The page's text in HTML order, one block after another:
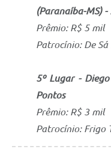
(Paranaíba-MS)
Prêmio: R$ 5 mil
Patrocínio: De
5º Lugar -
Pontos
Prêmio: R$ 3 mil
Patrocínio: Frigo